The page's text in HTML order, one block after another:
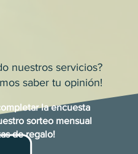
nuestros servicios?
saber tu opinión!
la encuesta
sorteo mensual
de regalo!